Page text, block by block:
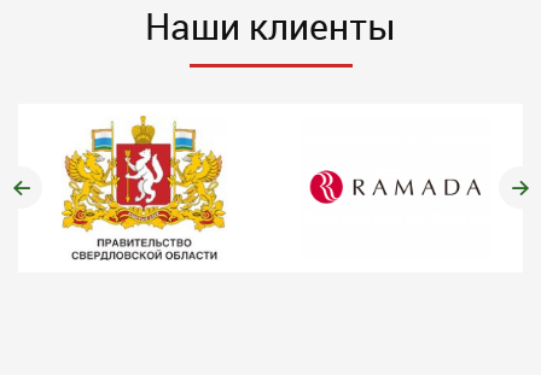
Наши клиенты